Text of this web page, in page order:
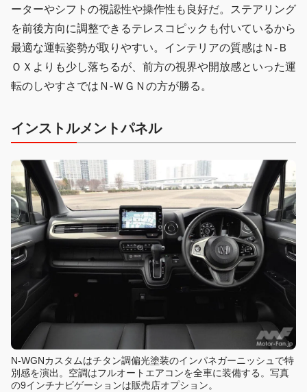
ーターやシフトの視認性や操作性も良好だ。ステアリング
を前後方向に調整できるテレスコピックも付いているから
最適な運転姿勢が取りやすい。インテリアの質感はＮ-Ｂ
ＯＸよりも少し落ちるが、前方の視界や開放感といった運
転のしやすさではＮ-ＷＧＮの方が勝る。
インストルメントパネル
N-WGNカスタムはチタン調偏光塗装のインパネガーニッシュで特
別感を演出。空調はフルオートエアコンを全車に装備する。写真
の9インチナビゲーションは販売店オプション。